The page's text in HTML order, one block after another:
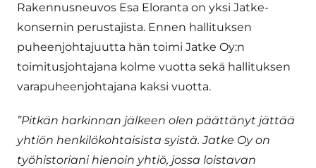
Rakennusneuvos Esa Eloranta on yksi Jatke-
konsernin perustajista. Ennen hallituksen
puheenjohtajuutta hän toimi Jatke Oy:n
toimitusjohtajana kolme vuotta sekä hallituksen
varapuheenjohtajana kaksi vuotta.
”Pitkän harkinnan jälkeen olen päättänyt jättää
yhtiön henkilökohtaisista syistä. Jatke Oy on
työhistoriani hienoin yhtiö, jossa loistavan